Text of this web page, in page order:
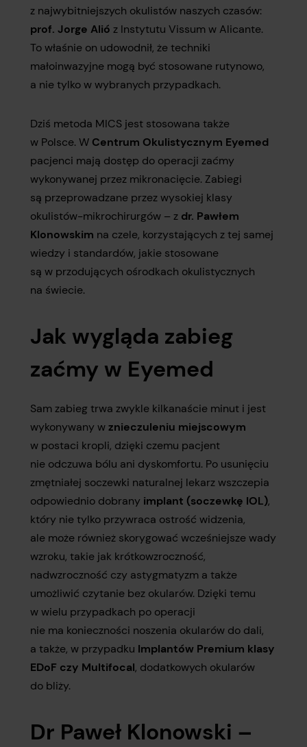
z najwybitniejszych okulistów naszych czasów:
prof. Jorge Alió z Instytutu Vissum w Alicante.
To właśnie on udowodnił, że techniki
małoinwazyjne mogą być stosowane rutynowo,
a nie tylko w wybranych przypadkach.
Dziś metoda MICS jest stosowana także
w Polsce. W Centrum Okulistycznym Eyemed
pacjenci mają dostęp do operacji zaćmy
wykonywanej przez mikronacięcie. Zabiegi
są przeprowadzane przez wysokiej klasy
okulistów-mikrochirurgów – z dr. Pawłem
Klonowskim na czele, korzystających z tej samej
wiedzy i standardów, jakie stosowane
są w przodujących ośrodkach okulistycznych
na świecie.
Jak wygląda zabieg
zaćmy w Eyemed
Sam zabieg trwa zwykle kilkanaście minut i jest
wykonywany wznieczuleniu miejscowym
w postaci kropli, dzięki czemu pacjent
nie odczuwa bólu ani dyskomfortu. Po usunięciu
zmętniałej soczewki naturalnej lekarz wszczepia
odpowiednio dobrany implant (soczewkę IOL),
który nie tylko przywraca ostrość widzenia,
ale może również skorygować wcześniejsze wady
wzroku, takie jak krótkowzroczność,
nadwzroczność czy astygmatyzm a także
umożliwić czytanie bez okularów. Dzięki temu
w wielu przypadkach po operacji
nie ma konieczności noszenia okularów do dali,
a także, w przypadku Implantów Premium klasy
EDoF czy Multifocal, dodatkowych okularów
do bliży.
Dr Paweł Klonowski –